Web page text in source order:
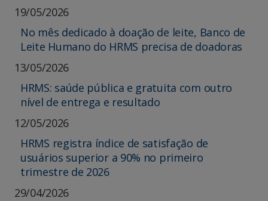
19/05/2026
No mês dedicado à doação de leite, Banco de
Leite Humano do HRMS precisa de doadoras
13/05/2026
HRMS: saúde pública e gratuita com outro
nível de entrega e resultado
12/05/2026
HRMS registra índice de satisfação de
usuários superior a 90% no primeiro
trimestre de 2026
29/04/2026